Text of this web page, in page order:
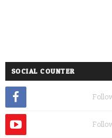
SOCIAL COUNTER